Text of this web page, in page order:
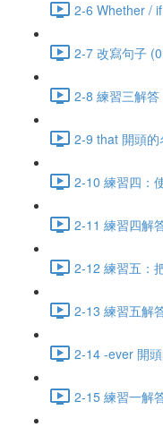
2-6 Whether /
2-7 改寫句子
2-8 練習三解
2-9 that 開頭
2-10 練習四：
2-11 練習四解
2-12 練習五：
2-13 練習五解
2-14 -ever 開
2-15 練習一解